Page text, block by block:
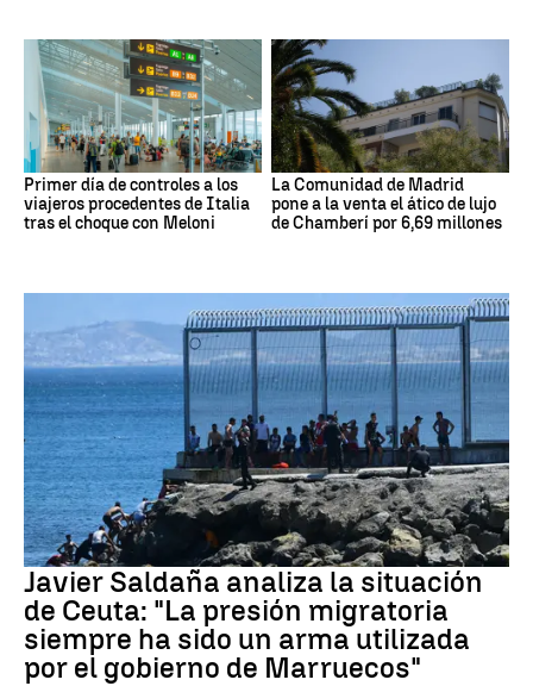
Primer día de controles a los
viajeros procedentes de Italia
tras el choque con Meloni
La Comunidad de Madrid
pone a la venta el ático de lujo
de Chamberí por 6,69 millones
Crisis migratoria Ceuta
Javier Saldaña analiza la situación
de Ceuta: "La presión migratoria
siempre ha sido un arma utilizada
por el gobierno de Marruecos"